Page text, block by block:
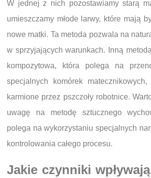
W jednej z nich pozostawiamy starą
umieszczamy młode larwy, które mają
nowe matki. Ta metoda pozwala na
w sprzyjających warunkach. Inną
kompozytowa, która polega na
specjalnych komórek
karmione przez pszczoły robotnice.
uwagę na metodę sztucznego
polega na wykorzystaniu specjalnych
kontrolowania całego procesu.
Jakie czynniki